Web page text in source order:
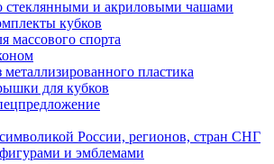
стеклянными и акриловыми чашами
кубков
массового спорта
металлизированного пластика
для кубков
России, регионов, стран СНГ
и эмблемами